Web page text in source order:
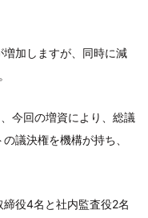
加しますが、同時に減
今回の増資により、総議
議決権を機構が持ち、
役4名と社内監査役2名